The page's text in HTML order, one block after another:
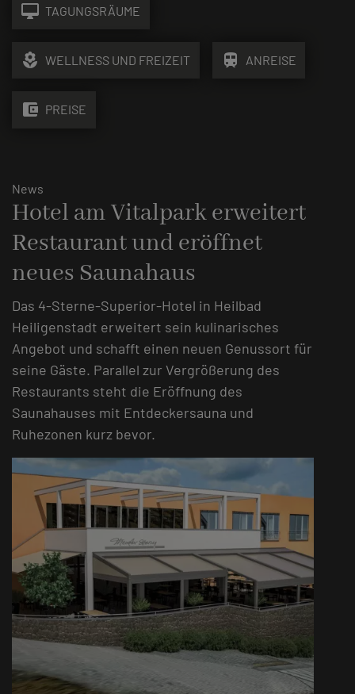
desktop_mac TAGUNGSRÄUME
local_florist WELLNESS UND FREIZEIT train ANREISE
account_balance_wallet PREISE
News
Hotel am Vitalpark erweitert
Restaurant und eröffnet
neues Saunahaus
Das 4-Sterne-Superior-Hotel in Heilbad
Heiligenstadt erweitert sein kulinarisches
Angebot und schafft einen neuen Genussort für
seine Gäste. Parallel zur Vergrößerung des
Restaurants steht die Eröffnung des
Saunahauses mit Entdeckersauna und
Ruhezonen kurz bevor.